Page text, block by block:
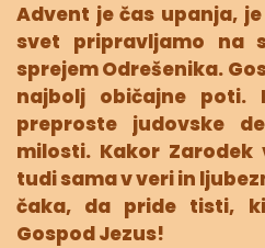
Advent je čas upanja,
svet pripravljamo na
sprejem Odrešenika.
najbolj običajne poti.
preproste judovske
milosti. Kakor
tudi sama v veri in
čaka, da pride tisti,
Gospod Jezus!